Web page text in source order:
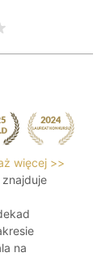
więcej >>
znajduje
na